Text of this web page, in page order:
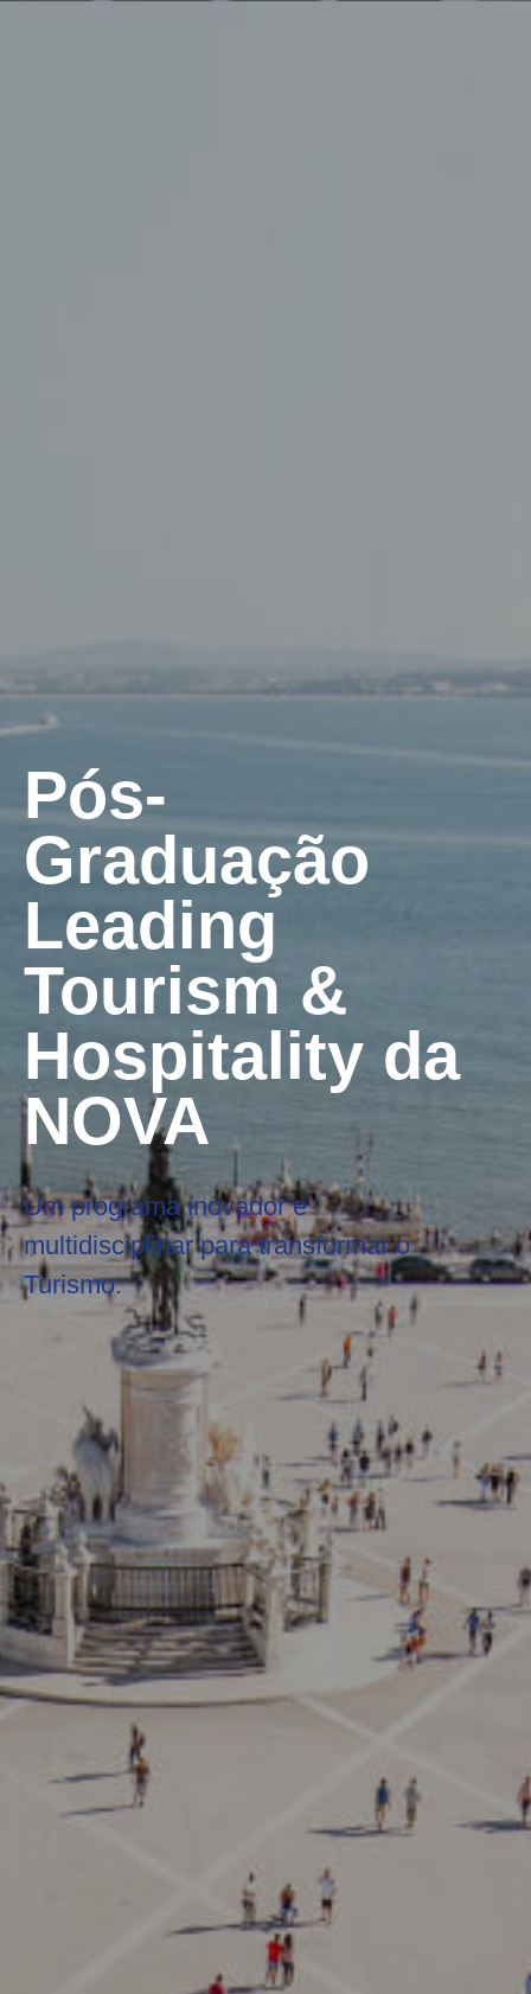
Pós-
Graduação
Leading
Tourism &
Hospitality da
NOVA
Um programa inovador e
multidisciplinar para transformar o
Turismo.